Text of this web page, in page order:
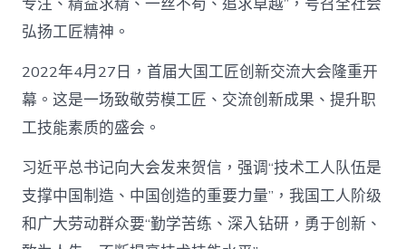
专注、精益求精、一丝不苟、追求卓越”，号召全社会
弘扬工匠精神。
2022年4月27日，首届大国工匠创新交流大会隆重开
幕。这是一场致敬劳模工匠、交流创新成果、提升职
工技能素质的盛会。
习近平总书记向大会发来贺信，强调“技术工人队伍是
支撑中国制造、中国创造的重要力量”，我国工人阶级
和广大劳动群众要“勤学苦练、深入钻研，勇于创新、